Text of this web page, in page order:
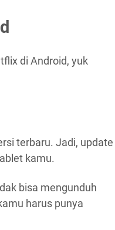
di Android, yuk
terbaru. Jadi, update
kamu.
bisa mengunduh
harus punya